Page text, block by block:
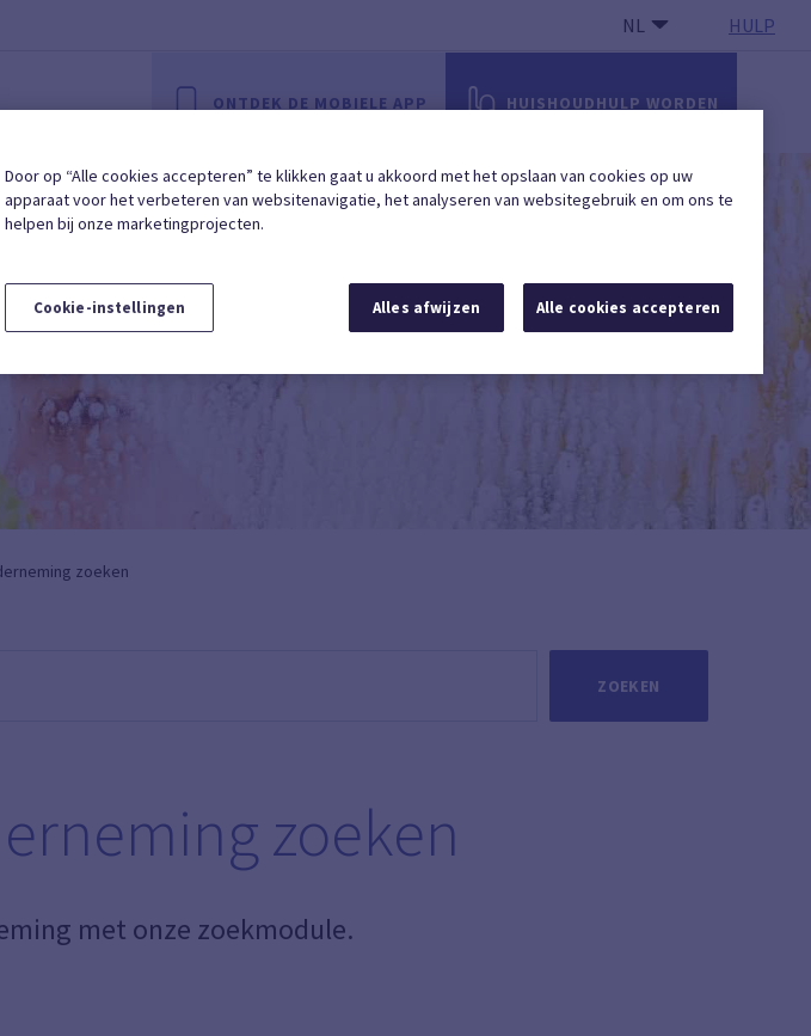
NL HULP
ONTDEK DE MOBIELE APP HUISHOUDHULP WORDEN
zoeken
ZOEKEN
zoeken
met onze zoekmodule.
Door op “Alle cookies accepteren” te klikken gaat u akkoord met het opslaan van cookies op uw
apparaat voor het verbeteren van websitenavigatie, het analyseren van websitegebruik en om ons te
helpen bij onze marketingprojecten.
Cookie-instellingen Alles afwijzen Alle cookies accepteren